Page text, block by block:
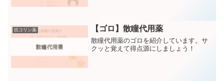
抗コリン薬 【ゴロ】散瞳代用薬
散瞳代用薬のゴロを紹介しています。サ
クッと覚えて得点源にしましょう！